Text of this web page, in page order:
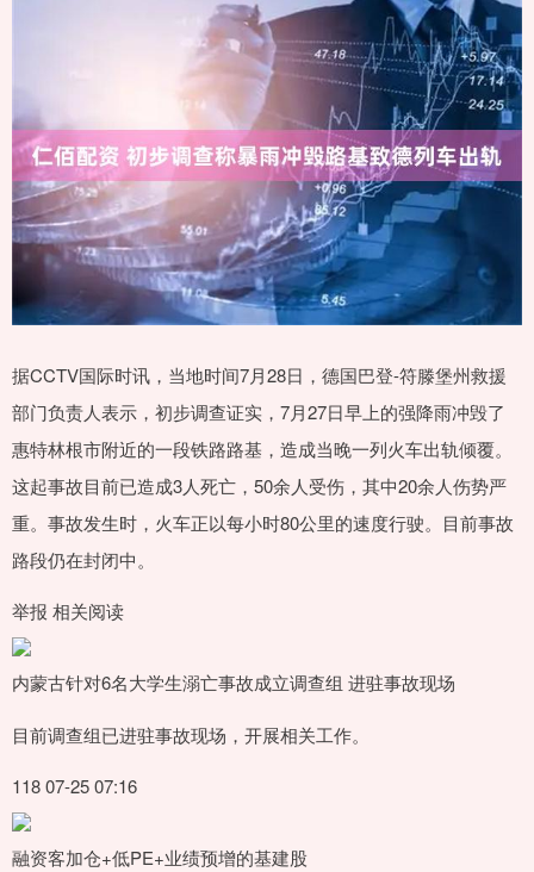
据CCTV国际时讯，当地时间7月28日，德国巴登-符滕堡州救援
部门负责人表示，初步调查证实，7月27日早上的强降雨冲毁了
惠特林根市附近的一段铁路路基，造成当晚一列火车出轨倾覆。
这起事故目前已造成3人死亡，50余人受伤，其中20余人伤势严
重。事故发生时，火车正以每小时80公里的速度行驶。目前事故
路段仍在封闭中。
举报 相关阅读
内蒙古针对6名大学生溺亡事故成立调查组 进驻事故现场
目前调查组已进驻事故现场，开展相关工作。
118 07-25 07:16
融资客加仓+低PE+业绩预增的基建股